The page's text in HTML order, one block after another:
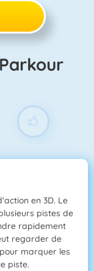
en 3D. Le
pistes de
rapidement
regarder de
marquer les
piste.